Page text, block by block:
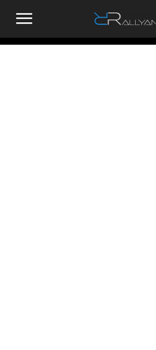
RallyandRaces.com